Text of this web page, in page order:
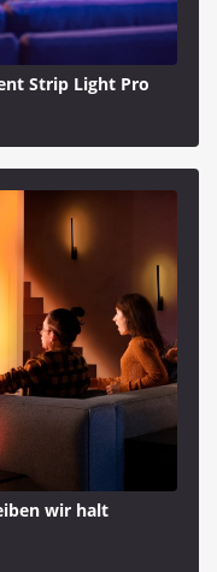
Strip Light Pro
wir halt